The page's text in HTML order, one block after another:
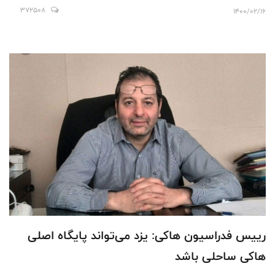
1400/02/16
372508
رییس فدراسیون ها‌کی: یزد می‌تواند پایگاه اصلی
ها‌کی ساحلی باشد